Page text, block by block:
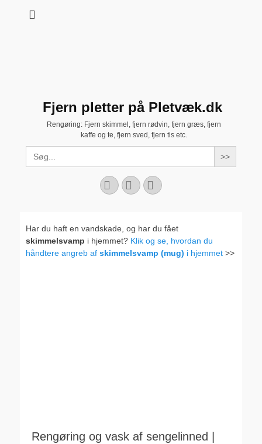
Fjern pletter på Pletvæk.dk
Rengøring: Fjern skimmel, fjern rødvin, fjern græs, fjern
kaffe og te, fjern sved, fjern tis etc.
Search
for:
Facebook
YouTubeInstagram
Har du haft en vandskade, og har du fået
skimmelsvamp i hjemmet? Klik og se, hvordan du
håndtere angreb af skimmelsvamp (mug) i hjemmet >>
Rengøring og vask af sengelinned |